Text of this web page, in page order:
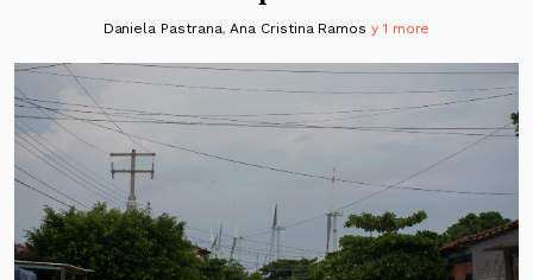
Daniela Pastrana,Ana Cristina Ramos y 1 more